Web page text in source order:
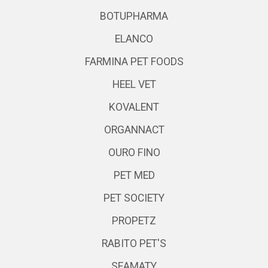
BOTUPHARMA
ELANCO
FARMINA PET FOODS
HEEL VET
KOVALENT
ORGANNACT
OURO FINO
PET MED
PET SOCIETY
PROPETZ
RABITO PET'S